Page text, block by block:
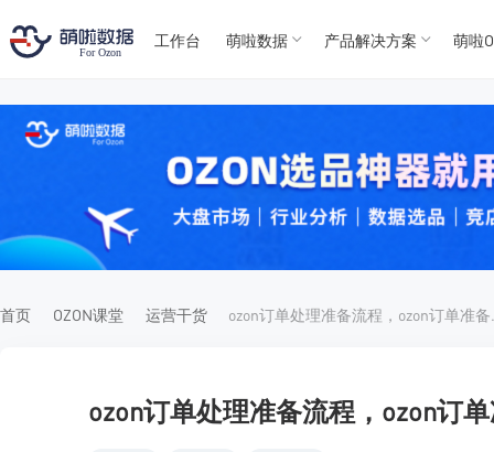
For
For
工作台 萌啦数据 产品解决方案 萌啦
首页 OZON课堂 运营干货
ozon订单处理准备流程，ozon订